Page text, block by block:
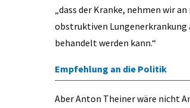
„dass der Kranke, nehmen wir
obstruktiven Lungenerkrankung
behandelt werden kann.“
Empfehlung an die Politik
Aber Anton Theiner wäre nicht